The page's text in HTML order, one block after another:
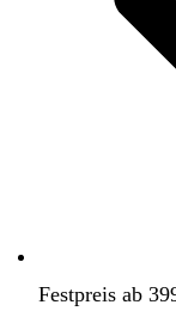
Festpreis ab